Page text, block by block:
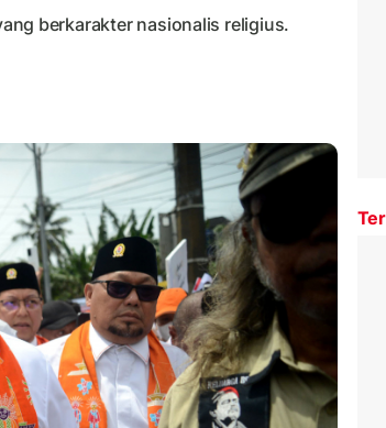
berkarakter nasionalis religius.